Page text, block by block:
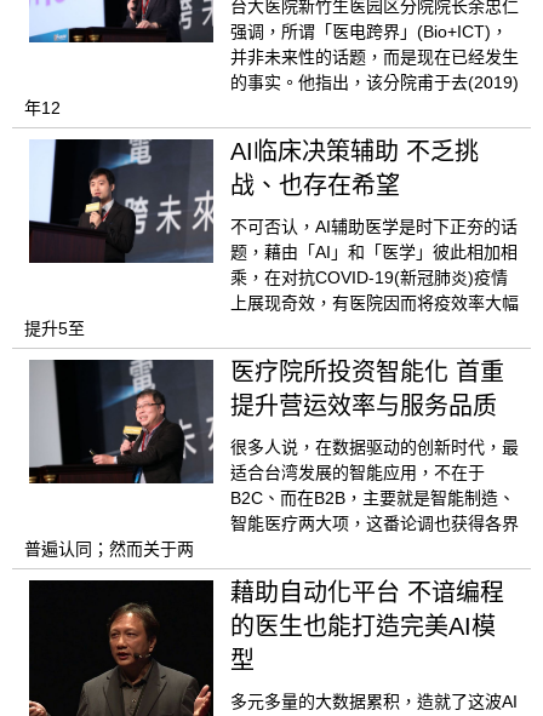
台大医院新竹生医园区分院院长余忠仁
强调，所谓「医电跨界」(Bio+ICT)，
并非未来性的话题，而是现在已经发生
的事实。他指出，该分院甫于去(2019)
年12
AI临床决策辅助 不乏挑
战、也存在希望
不可否认，AI辅助医学是时下正夯的话
题，藉由「AI」和「医学」彼此相加相
乘，在对抗COVID-19(新冠肺炎)疫情
上展现奇效，有医院因而将疫效率大幅
提升5至
医疗院所投资智能化 首重
提升营运效率与服务品质
很多人说，在数据驱动的创新时代，最
适合台湾发展的智能应用，不在于
B2C、而在B2B，主要就是智能制造、
智能医疗两大项，这番论调也获得各界
普遍认同；然而关于两
藉助自动化平台 不谙编程
的医生也能打造完美AI模
型
多元多量的大数据累积，造就了这波AI